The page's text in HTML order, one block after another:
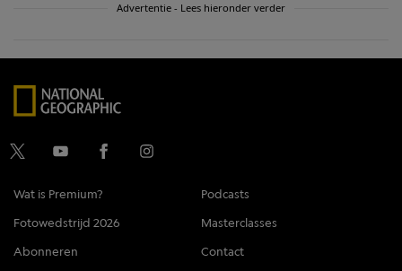
Advertentie - Lees hieronder verder
Wat is Premium?
Podcasts
Fotowedstrijd 2026
Masterclasses
Abonneren
Contact